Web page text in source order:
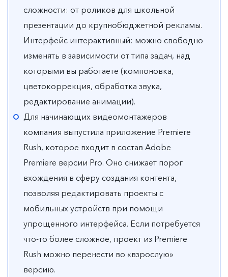
сложности: от роликов для школьной
презентации до крупнобюджетной рекламы.
Интерфейс интерактивный: можно свободно
изменять в зависимости от типа задач, над
которыми вы работаете (компоновка,
цветокоррекция, обработка звука,
редактирование анимации).
Для начинающих видеомонтажеров
компания выпустила приложение Premiere
Rush, которое входит в состав Adobe
Premiere версии Pro. Оно снижает порог
вхождения в сферу создания контента,
позволяя редактировать проекты с
мобильных устройств при помощи
упрощенного интерфейса. Если потребуется
что-то более сложное, проект из Premiere
Rush можно перенести во «взрослую»
версию.